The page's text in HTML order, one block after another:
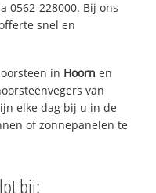
0562-228000. Bij ons
snel en
in Hoorn en
van
elke dag bij u in de
of zonnepanelen te
bij: